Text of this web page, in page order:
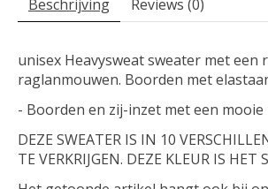
Beschrijving Reviews (0)
unisex Heavysweat sweater met een
raglanmouwen. Boorden met
- Boorden en zij-inzet met een
DEZE SWEATER IS IN 10
TE VERKRIJGEN. DEZE KLEUR IS HET